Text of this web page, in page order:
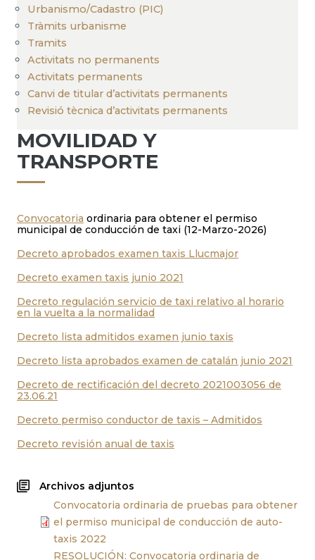
Urbanismo/Cadastro (PIC)
Tràmits urbanisme
Tramits
Activitats no permanents
Activitats permanents
Canvi de titular d’activitats permanents
Revisió tècnica d’activitats permanents
MOVILIDAD Y
TRANSPORTE
Convocatoria ordinaria para obtener el permiso
municipal de conducción de taxi (12-Marzo-2026)
Decreto aprobados examen taxis Llucmajor
Decreto examen taxis junio 2021
Decreto regulación servicio de taxi relativo al horario
en la vuelta a la normalidad
Decreto lista admitidos examen junio taxis
Decreto lista aprobados examen de catalán junio 2021
Decreto de rectificación del decreto 2021003056 de
23.06.21
Decreto permiso conductor de taxis – Admitidos
Decreto revisión anual de taxis
Archivos adjuntos
Convocatoria ordinaria de pruebas para obtener
el permiso municipal de conducción de auto-
taxis 2022
RESOLUCIÓN: Convocatoria ordinaria de